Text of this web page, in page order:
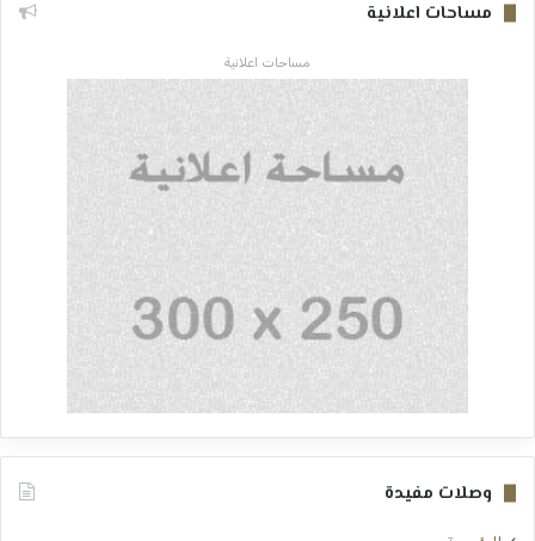
مساحات اعلانية
مساحات اعلانية
وصلات مفيدة